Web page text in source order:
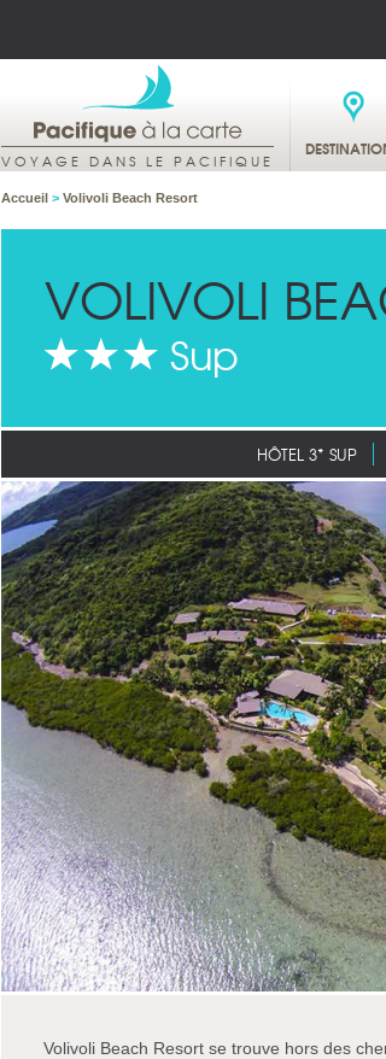
VOYAGE DANS LE PACIFIQUE
Accueil > Volivoli Beach Resort
VOLIVOLI
Sup
HÔTEL 3* SUP
Volivoli Beach Resort se trouve hors des